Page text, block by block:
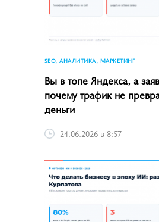
SEO, АНАЛИТИКА, МАРКЕТИНГ
Вы в топе Яндекса, а
почему трафик не
деньги
24.06.2026 в 8:57